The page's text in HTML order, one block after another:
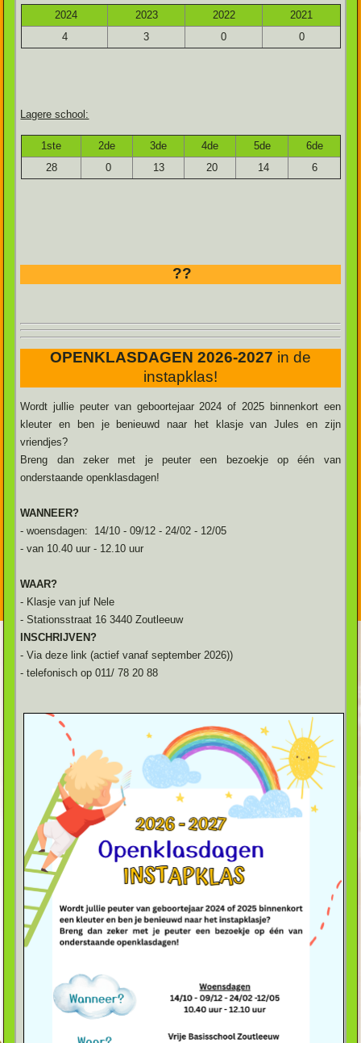
2024 2023 2022
2021
4
3 0 0
Lagere school:
1ste 2de 3de 4de 5de
6de
28
0 13 20 14 6
??
OPENKLASDAGEN 2026-2027 in de
instapklas!
Wordt jullie peuter van geboortejaar 2024 of 2025 binnenkort een
kleuter en ben je benieuwd naar het klasje van Jules en zijn
vriendjes?
Breng dan zeker met je peuter een bezoekje op één van
onderstaande openklasdagen!
WANNEER?
- woensdagen: 14/10 - 09/12 - 24/02 - 12/05
- van 10.40 uur - 12.10 uur
WAAR?
- Klasje van juf Nele
- Stationsstraat 16 3440 Zoutleeuw
INSCHRIJVEN?
- Via deze link (actief vanaf september 2026))
- telefonisch op 011/ 78 20 88